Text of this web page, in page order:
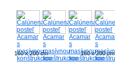
160 x 200 cm 180 x 200 cm